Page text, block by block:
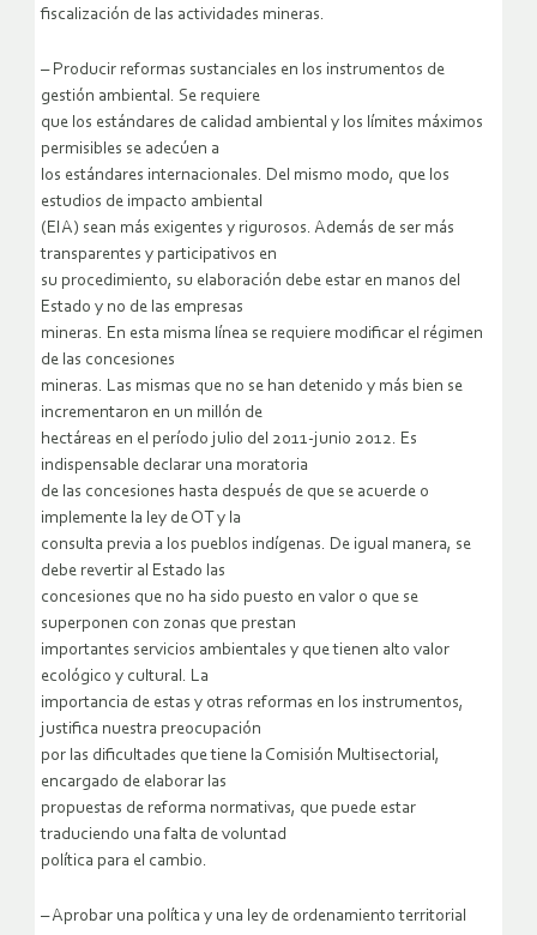
fiscalización de las actividades mineras.
– Producir reformas sustanciales en los instrumentos de
gestión ambiental. Se requiere
que los estándares de calidad ambiental y los límites máximos
permisibles se adecúen a
los estándares internacionales. Del mismo modo, que los
estudios de impacto ambiental
(EIA) sean más exigentes y rigurosos. Además de ser más
transparentes y participativos en
su procedimiento, su elaboración debe estar en manos del
Estado y no de las empresas
mineras. En esta misma línea se requiere modificar el régimen
de las concesiones
mineras. Las mismas que no se han detenido y más bien se
incrementaron en un millón de
hectáreas en el período julio del 2011-junio 2012. Es
indispensable declarar una moratoria
de las concesiones hasta después de que se acuerde o
implemente la ley de OT y la
consulta previa a los pueblos indígenas. De igual manera, se
debe revertir al Estado las
concesiones que no ha sido puesto en valor o que se
superponen con zonas que prestan
importantes servicios ambientales y que tienen alto valor
ecológico y cultural. La
importancia de estas y otras reformas en los instrumentos,
justifica nuestra preocupación
por las dificultades que tiene la Comisión Multisectorial,
encargado de elaborar las
propuestas de reforma normativas, que puede estar
traduciendo una falta de voluntad
política para el cambio.
– Aprobar una política y una ley de ordenamiento territorial